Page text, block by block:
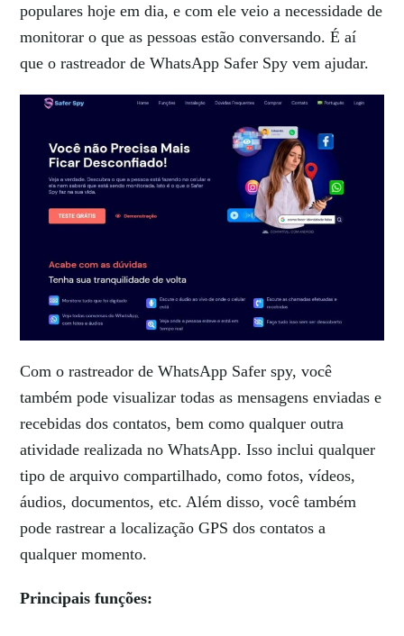
populares hoje em dia, e com ele veio a necessidade de
monitorar o que as pessoas estão conversando. É aí
que o rastreador de WhatsApp Safer Spy vem ajudar.
Com o rastreador de WhatsApp Safer spy, você
também pode visualizar todas as mensagens enviadas e
recebidas dos contatos, bem como qualquer outra
atividade realizada no WhatsApp. Isso inclui qualquer
tipo de arquivo compartilhado, como fotos, vídeos,
áudios, documentos, etc. Além disso, você também
pode rastrear a localização GPS dos contatos a
qualquer momento.
Principais funções: